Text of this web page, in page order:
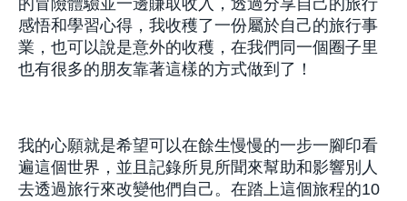
的冒險體驗並一邊賺取收入，透過分享自己的旅行
感悟和學習心得，我收穫了一份屬於自己的旅行事
業，也可以說是意外的收穫，在我們同一個圈子里
也有很多的朋友靠著這樣的方式做到了！
我的心願就是希望可以在餘生慢慢的一步一腳印看
遍這個世界，並且記錄所見所聞來幫助和影響別人
去透過旅行來改變他們自己。在踏上這個旅程的10